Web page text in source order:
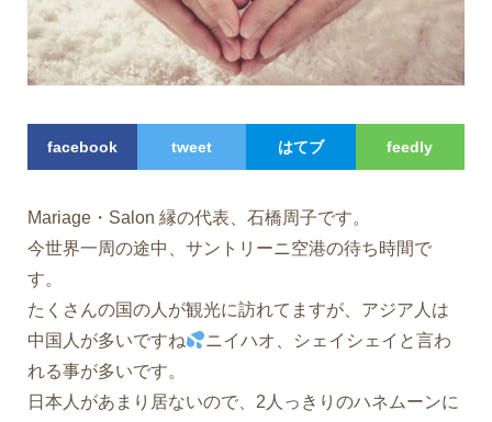
facebook tweet はてブ feedly
Mariage・Salon 縁の代表、石橋周子です。
今世界一周の途中、サントリーニ空港の待ち時間で
す。
たくさんの国の人が観光に訪れてますが、アジア人は
中国人が多いですね
ニイハオ、シェイシェイと言わ
れる事が多いです。
日本人があまり居ないので、2人っきりのハネムーンに